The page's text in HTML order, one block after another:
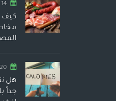
14 نوفمبر,2022
كيف
20 فبراير,2020
هل
جداً